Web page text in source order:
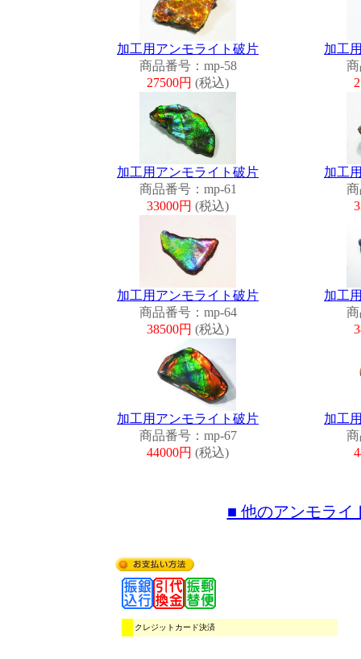
加工用アンモライト破片
商品番号：mp-58
27500円 (税込)
加工
加工用アンモライト破片
商品番号：mp-61
33000円 (税込)
加工
加工用アンモライト破片
商品番号：mp-64
38500円 (税込)
加工
加工用アンモライト破片
商品番号：mp-67
44000円 (税込)
加工
■ 他のアンモライ